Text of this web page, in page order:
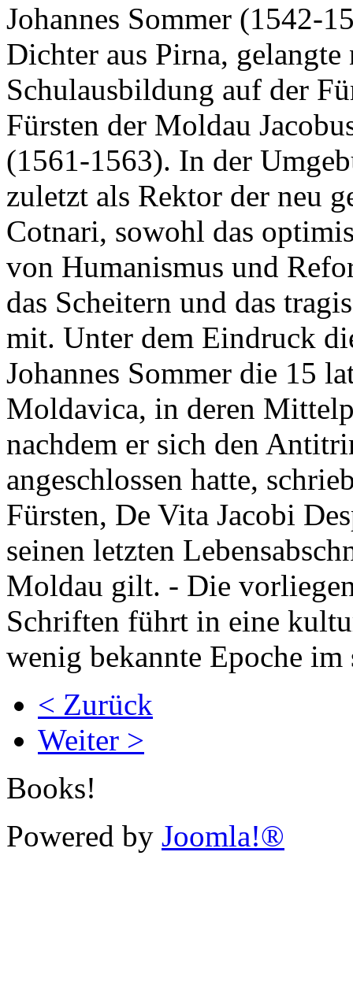
Johannes Sommer (1542-
Dichter aus Pirna,
Schulausbildung auf der
Fürsten der Moldau
(1561-1563). In der
zuletzt als Rektor der neu
Cotnari, sowohl das
von Humanismus und
das Scheitern und das
mit. Unter dem Eindruck
Johannes Sommer die 15
Moldavica, in deren
nachdem er sich den
angeschlossen hatte,
Fürsten, De Vita Jacobi
seinen letzten
Moldau gilt. - Die
Schriften führt in eine
wenig bekannte Epoche
< Zurück
Weiter >
Books!
Powered by Joomla!®